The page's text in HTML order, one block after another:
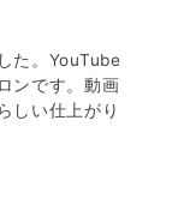
た。YouTube
ンです。動画
しい仕上がり